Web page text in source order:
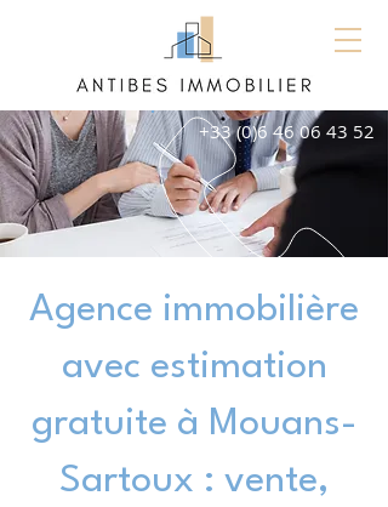
+33 (0)6 46 06 43 52
Agence immobilière
avec estimation
gratuite à Mouans-
Sartoux : vente,